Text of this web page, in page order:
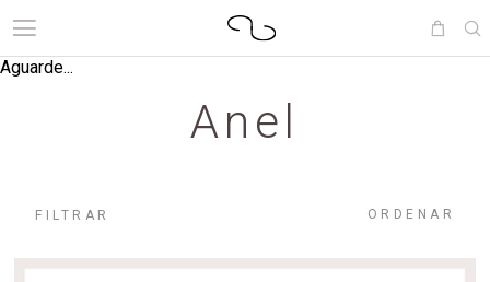
Aguarde...
Anel
FILTRAR ORDENAR